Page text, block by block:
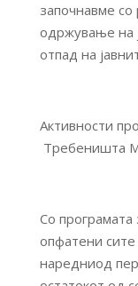
започнавме со
одржување на
отпад на
Активности
Требеништа
Со програмата
опфатени
наредниод